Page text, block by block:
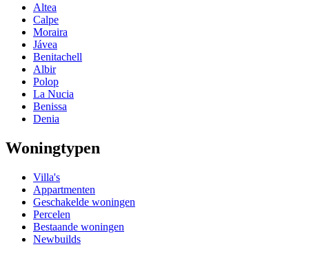
Altea
Calpe
Moraira
Jávea
Benitachell
Albir
Polop
La Nucia
Benissa
Denia
Woningtypen
Villa's
Appartmenten
Geschakelde woningen
Percelen
Bestaande woningen
Newbuilds